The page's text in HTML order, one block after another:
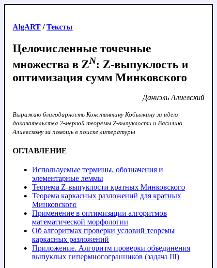
AlgART /Тексты
Целочисленные точечные
множества в ZN: Z-выпуклость и
оптимизация сумм Минковского
Даниэль Алиевский
Выражаю благодарность Константину Кобылкину за идею
доказательства 2-мерной теоремы Z-выпуклости и Василию
Алиевскому за помощь в поиске литературы
ОГЛАВЛЕНИЕ
Используемые термины, обозначения и
элементарные леммы
Теорема Z-выпуклости кратных Минковского
Теорема каркасных разложений для кратных
Минковского
Применение в оптимизации алгоритмов
математической морфологии
Об алгоритмах проверки условий теоремы
каркасных разложений
Приложение. Алгоритм проверки объединения
выпуклых гипермногогранников (задача III)